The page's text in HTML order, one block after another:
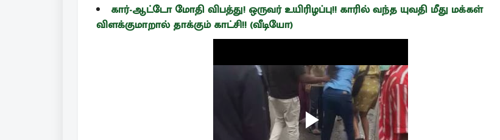
கார்-ஆட்டோ மோதி விபத்து! ஒருவர் உயிரிழப்பு!! காரில் வந்த யுவதி மீது மக்கள்
விளக்குமாறால் தாக்கும் காட்சி!! (வீடியோ)